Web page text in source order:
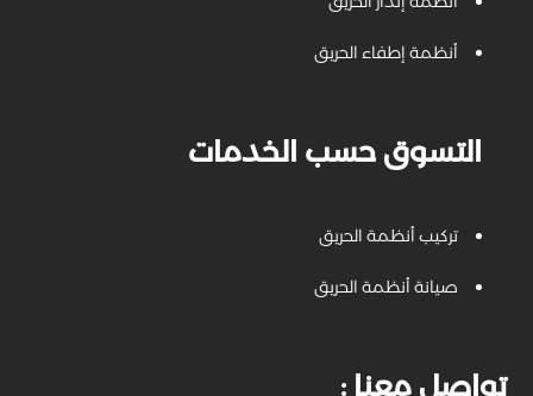
: تواصل معنا
أنظمة إطفاء الحريق
التسوق حسب الخدمات
تركيب أنظمة الحريق
صيانة أنظمة الحريق